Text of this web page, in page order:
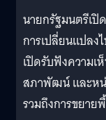
นายกรัฐมนตรีเปิ
การเปลี่ยนแปลง
เปิดรับฟังความเ
สภาพัฒน์ และหน่
รวมถึงการขยาย